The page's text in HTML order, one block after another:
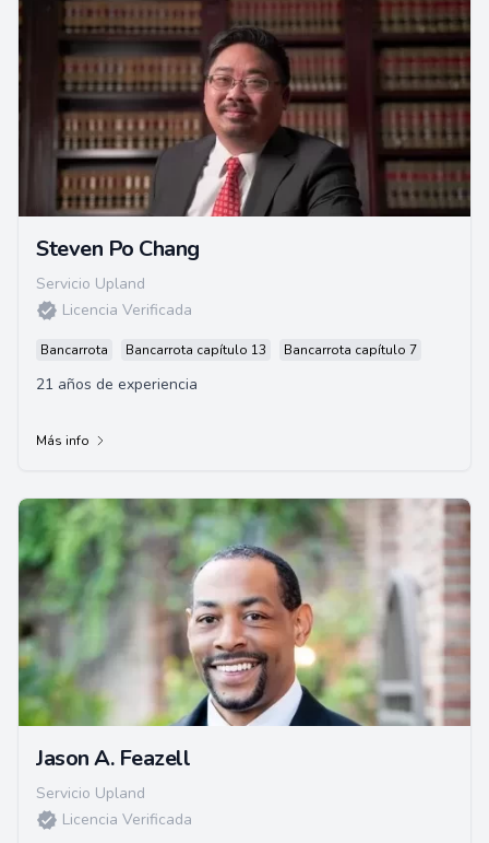
Steven Po Chang
Servicio Upland
Licencia Verificada
Bancarrota Bancarrota capítulo 13 Bancarrota capítulo 7
21 años de experiencia
Más info
Jason A. Feazell
Servicio Upland
Licencia Verificada